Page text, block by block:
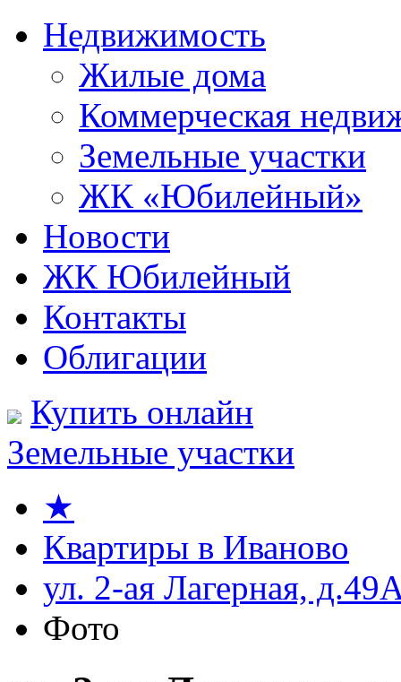
Недвижимость
Жилые дома
Коммерческая
Земельные участки
ЖК «Юбилейный»
Новости
ЖК Юбилейный
Контакты
Облигации
Купить онлайн
Земельные участки
★
Квартиры в Иваново
ул. 2-ая Лагерная,
Фото